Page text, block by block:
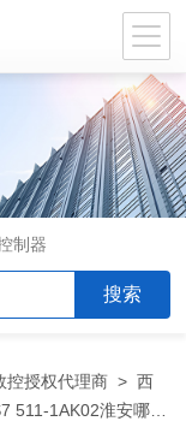
制器
控授权代理商 >西
511-1AK02淮安哪里